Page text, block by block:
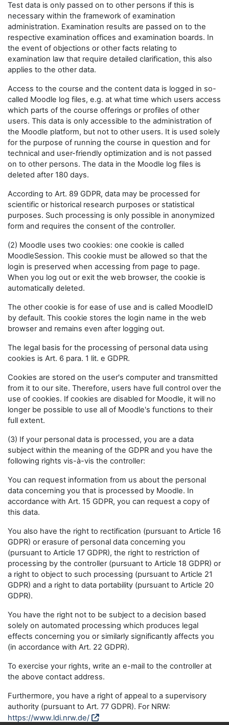
Test data is only passed on to other persons if this is
necessary within the framework of examination
administration. Examination results are passed on to the
respective examination offices and examination boards. In
the event of objections or other facts relating to
examination law that require detailed clarification, this also
applies to the other data.
Access to the course and the content data is logged in so-
called Moodle log files, e.g. at what time which users access
which parts of the course offerings or profiles of other
users. This data is only accessible to the administration of
the Moodle platform, but not to other users. It is used solely
for the purpose of running the course in question and for
technical and user-friendly optimization and is not passed
on to other persons. The data in the Moodle log files is
deleted after 180 days.
According to Art. 89 GDPR, data may be processed for
scientific or historical research purposes or statistical
purposes. Such processing is only possible in anonymized
form and requires the consent of the controller.
(2) Moodle uses two cookies: one cookie is called
MoodleSession. This cookie must be allowed so that the
login is preserved when accessing from page to page.
When you log out or exit the web browser, the cookie is
automatically deleted.
The other cookie is for ease of use and is called MoodleID
by default. This cookie stores the login name in the web
browser and remains even after logging out.
The legal basis for the processing of personal data using
cookies is Art. 6 para. 1 lit. e GDPR.
Cookies are stored on the user's computer and transmitted
from it to our site. Therefore, users have full control over the
use of cookies. If cookies are disabled for Moodle, it will no
longer be possible to use all of Moodle's functions to their
full extent.
(3) If your personal data is processed, you are a data
subject within the meaning of the GDPR and you have the
following rights vis-à-vis the controller:
You can request information from us about the personal
data concerning you that is processed by Moodle. In
accordance with Art. 15 GDPR, you can request a copy of
this data.
You also have the right to rectification (pursuant to Article 16
GDPR) or erasure of personal data concerning you
(pursuant to Article 17 GDPR), the right to restriction of
processing by the controller (pursuant to Article 18 GDPR) or
a right to object to such processing (pursuant to Article 21
GDPR) and a right to data portability (pursuant to Article 20
GDPR).
You have the right not to be subject to a decision based
solely on automated processing which produces legal
effects concerning you or similarly significantly affects you
(in accordance with Art. 22 GDPR).
To exercise your rights, write an e-mail to the controller at
the above contact address.
Furthermore, you have a right of appeal to a supervisory
authority (pursuant to Art. 77 GDPR). For NRW:
https://www.ldi.nrw.de/